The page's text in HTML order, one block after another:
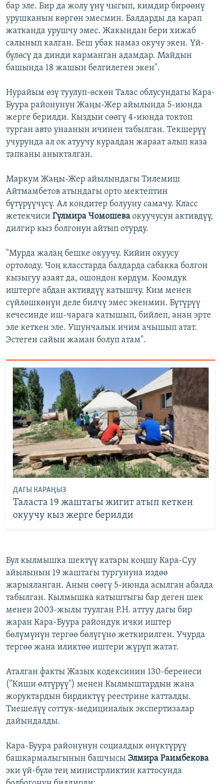
бар эле. Бир да жолу үнү чыгып, кимдир бирөөнү
урушканын көргөн эмесмин. Балдарды да карап
жатканда урушчу эмес. Жакындан бери хижаб
салынып калган. Беш убак намаз окучу экен. Үй-
бүлөсү да динди карманган адамдар. Майдын
башында 18 жашын белгилеген экен".
Нурайым өзү туулуп-өскөн Талас облусундагы Кара-
Буура районунун Жаңы-Жер айылында 5-июнда
жерге берилди. Кыздын сөөгү 4-июнда токтоп
турган авто унаанын ичинен табылган. Текшерүү
учурунда ал ок атуучу куралдан жараат алып каза
тапканы аныкталган.
Маркум Жаңы-Жер айылындагы Тилемиш
Айтмамбетов атындагы орто мектептин
бүтүрүүчүсү. Ал кондитер болууну самачу. Класс
жетекчиси Гүлмира Чомошева окуучусун активдүү,
дилгир кыз болгонун айтып отурду.
"Мурда жалаң бешке окуучу. Кийин окуусу
ортолоду. Чоң класстарда балдарда сабакка болгон
кызыгуу азаят да, ошондон көрдүм. Коомдук
иштерге абдан активдүү катышчу. Ким менен
сүйлөшкөнүн деле билчү эмес экенмин. Бүтүрүү
кечесинде иш-чарага катышып, бийлеп, анан эрте
эле кеткен эле. Ушунчалык ичим ачышып атат.
Эстеген сайын жаман болуп атам".
ДАГЫ КАРАҢЫЗ
Таласта 19 жаштагы жигит атып кеткен
окуучу кыз жерге берилди
Бул кылмышка шектүү катары коңшу Кара-Суу
айылынын 19 жаштагы тургунуна издөө
жарыяланган. Анын сөөгү 5-июнда асылган абалда
табылган. Кылмышка катыштыгы бар деген шек
менен 2003-жылы туулган Р.Н. аттуу дагы бир
жаран Кара-Буура райондук ички иштер
бөлүмүнүн тергөө бөлүгүнө жеткирилген. Учурда
тергөө жана иликтөө иштери жүрүп жатат.
Аталган факты Жазык кодексинин 130-беренеси
("Киши өлтүрүү") менен Кылмыштардын жана
жоруктардын бирдиктүү реестрине катталды.
Тиешелүү соттук-медициналык экспертизалар
дайындалды.
Кара-Буура районунун социалдык өнүктүрүү
башкармалыгынын башчысы Элмира Раимбекова
эки үй-бүлө тең министрликтин каттосунда